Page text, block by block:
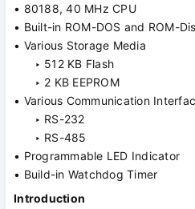
• 80188, 40 MHz CPU
• Built-in ROM-DOS and ROM-
• Various Storage Media
‣ 512 KB Flash
‣ 2 KB EEPROM
• Various Communication
‣ RS-232
‣ RS-485
• Programmable LED Indicator
• Build-in Watchdog Timer
Introduction